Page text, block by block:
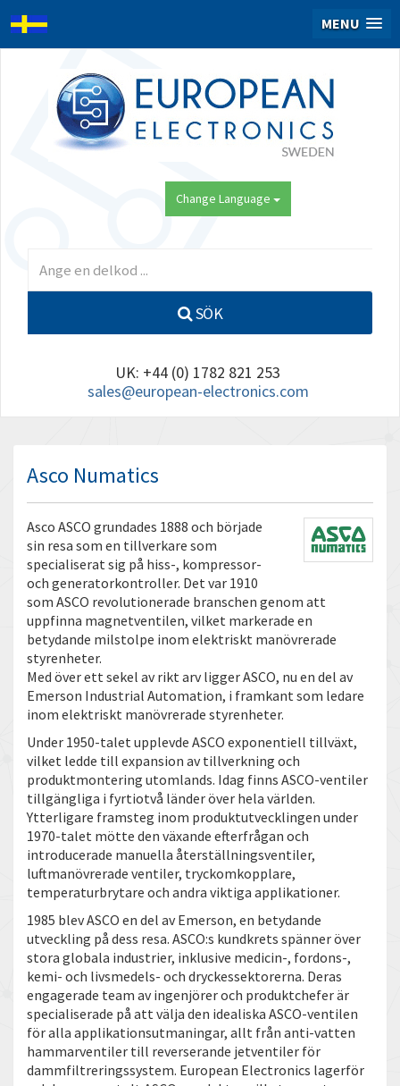
MENU
Change Language
SÖK
UK: +44 (0) 1782 821 253
sales@european-electronics.com
Asco Numatics
Asco ASCO grundades 1888 och började
sin resa som en tillverkare som
specialiserat sig på hiss-, kompressor-
och generatorkontroller. Det var 1910
som ASCO revolutionerade branschen genom att
uppfinna magnetventilen, vilket markerade en
betydande milstolpe inom elektriskt manövrerade
styrenheter.
Med över ett sekel av rikt arv ligger ASCO, nu en del av
Emerson Industrial Automation, i framkant som ledare
inom elektriskt manövrerade styrenheter.
Under 1950-talet upplevde ASCO exponentiell tillväxt,
vilket ledde till expansion av tillverkning och
produktmontering utomlands. Idag finns ASCO-ventiler
tillgängliga i fyrtiotvå länder över hela världen.
Ytterligare framsteg inom produktutvecklingen under
1970-talet mötte den växande efterfrågan och
introducerade manuella återställningsventiler,
luftmanövrerade ventiler, tryckomkopplare,
temperaturbrytare och andra viktiga applikationer.
1985 blev ASCO en del av Emerson, en betydande
utveckling på dess resa. ASCO:s kundkrets spänner över
stora globala industrier, inklusive medicin-, fordons-,
kemi- och livsmedels- och dryckessektorerna. Deras
engagerade team av ingenjörer och produktchefer är
specialiserade på att välja den idealiska ASCO-ventilen
för alla applikationsutmaningar, allt från anti-vatten
hammarventiler till reverserande jetventiler för
dammfiltreringssystem. European Electronics lagerför